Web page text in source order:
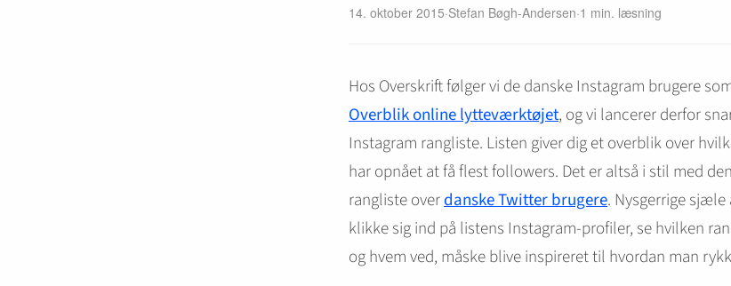
14. oktober 2015·Stefan Bøgh-Andersen·1 min. læsning
Hos Overskrift følger vi de danske Instagram brugere
Overblik online lytteværktøjet, og vi lancerer derfor
Instagram rangliste. Listen giver dig et overblik over
har opnået at få flest followers. Det er altså i stil med
rangliste overdanske Twitter brugere. Nysgerrige sjæle
klikke sig ind på listens Instagram-profiler, se hvilken
og hvem ved, måske blive inspireret til hvordan man